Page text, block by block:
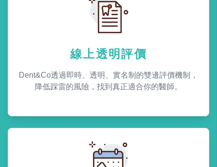
線上透明評價
Dent&Co透過即時、透明、實名制的雙邊評價機制，
降低踩雷的風險，找到真正適合你的醫師。